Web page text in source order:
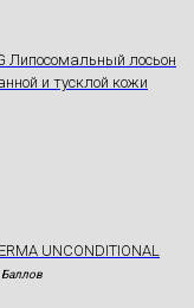
Липосомальный лосьон
и тусклой кожи
UNCONDITIONAL
Баллов